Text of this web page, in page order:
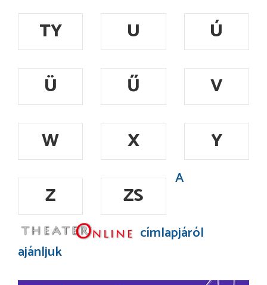
TY
U
Ú
Ü
Ű
V
W
X
Y
Z
ZS
A
címlapjáról
ajánljuk